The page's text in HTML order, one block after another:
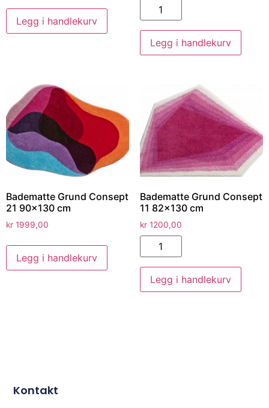
Legg i handlekurv
Legg i handlekurv
Badematte Grund Consept
21 90×130 cm
kr 1999,00
Legg i handlekurv
Badematte Grund Consept
11 82×130 cm
kr1200,00
Legg i handlekurv
Kontakt